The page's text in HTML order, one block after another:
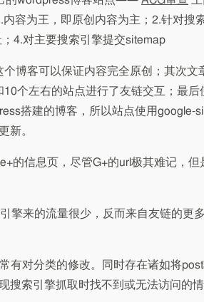
容为王，即原创内容为主；2.针对搜
4.对主要搜索引擎提交sitemap
博客可以保证内容完全原创；其次文
个左右的站点进行了友链交互；最后
搭建的博客，所以站点使用google-
新。
的信息页，尽管G+的url极其难记，但
擎来的流量很少，反而来自友链的更
有对分类的修改。同时存在诸如将
搜索引擎抓取时找不到或无法访问的情